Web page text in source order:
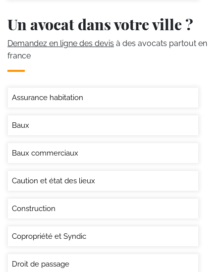
Un avocat dans votre ville ?
Demandez en ligne des devis à des avocats partout en
france
Assurance habitation
Baux
Baux commerciaux
Caution et état des lieux
Construction
Copropriété et Syndic
Droit de passage